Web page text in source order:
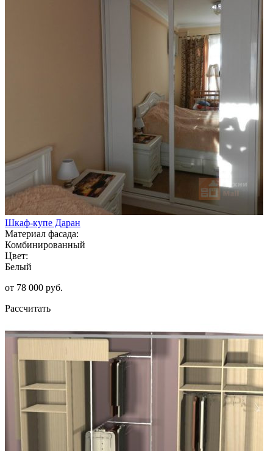
Шкаф-купе Даран
Материал фасада:
Комбинированный
Цвет:
Белый
от 78 000 руб.
Рассчитать